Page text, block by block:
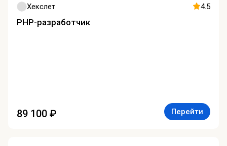
Хекслет 4.5
PHP-разработчик
89 100 ₽ Перейти